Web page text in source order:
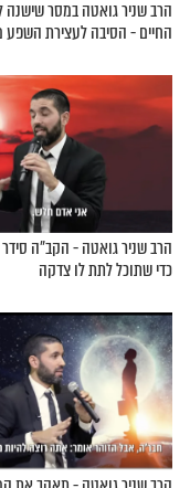
- נפלת? אל תישאר שם!
במסר שישנה לך את
השפע משמיים